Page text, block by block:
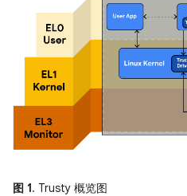
图 1. Trusty 概览图